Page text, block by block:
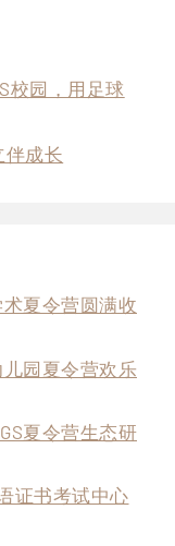
校园，用足球
伴成长
夏令营圆满收
园夏令营欢乐
夏令营生态研
证书考试中心